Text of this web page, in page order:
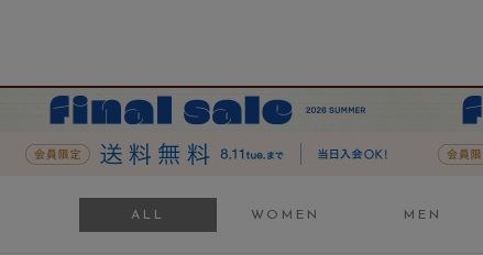
ALL WOMEN MEN